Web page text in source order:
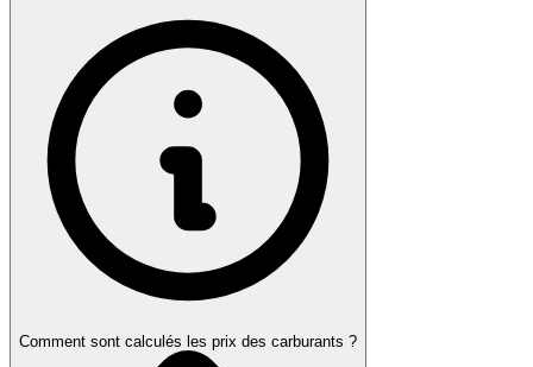
Comment sont calculés les prix des carburants ?